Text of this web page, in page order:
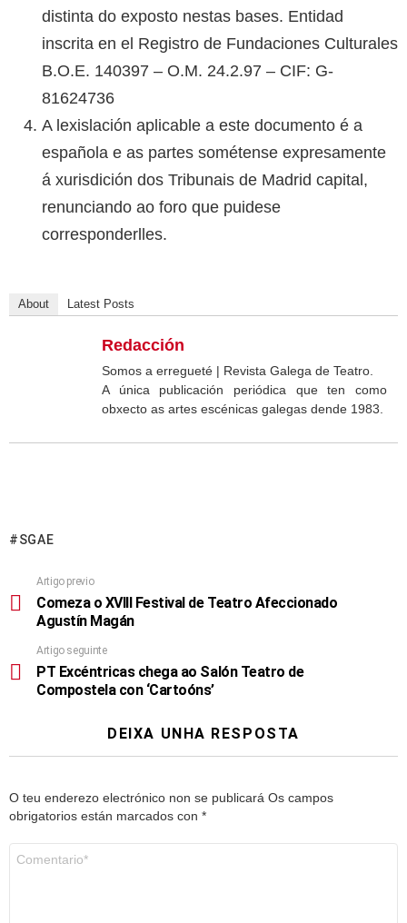
distinta do exposto nestas bases. Entidad
inscrita en el Registro de Fundaciones Culturales
B.O.E. 140397 – O.M. 24.2.97 – CIF: G-
81624736
A lexislación aplicable a este documento é a
española e as partes sométense expresamente
á xurisdición dos Tribunais de Madrid capital,
renunciando ao foro que puidese
corresponderlles.
About Latest Posts
Redacción
Somos a erregueté | Revista Galega de Teatro.
A única publicación periódica que ten como
obxecto as artes escénicas galegas dende 1983.
SGAE
Artigo previo
Comeza o XVIII Festival de Teatro Afeccionado
Agustín Magán
Artigo seguinte
PT Excéntricas chega ao Salón Teatro de
Compostela con ‘Cartoóns’
DEIXA UNHA RESPOSTA
O teu enderezo electrónico non se publicará Os campos
obrigatorios están marcados con *